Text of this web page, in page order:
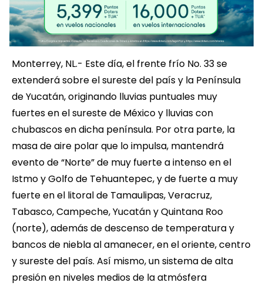
Monterrey, NL.- Este día, el frente frío No. 33 se
extenderá sobre el sureste del país y la Península
de Yucatán, originando lluvias puntuales muy
fuertes en el sureste de México y lluvias con
chubascos en dicha península. Por otra parte, la
masa de aire polar que lo impulsa, mantendrá
evento de “Norte” de muy fuerte a intenso en el
Istmo y Golfo de Tehuantepec, y de fuerte a muy
fuerte en el litoral de Tamaulipas, Veracruz,
Tabasco, Campeche, Yucatán y Quintana Roo
(norte), además de descenso de temperatura y
bancos de niebla al amanecer, en el oriente, centro
y sureste del país. Así mismo, un sistema de alta
presión en niveles medios de la atmósfera